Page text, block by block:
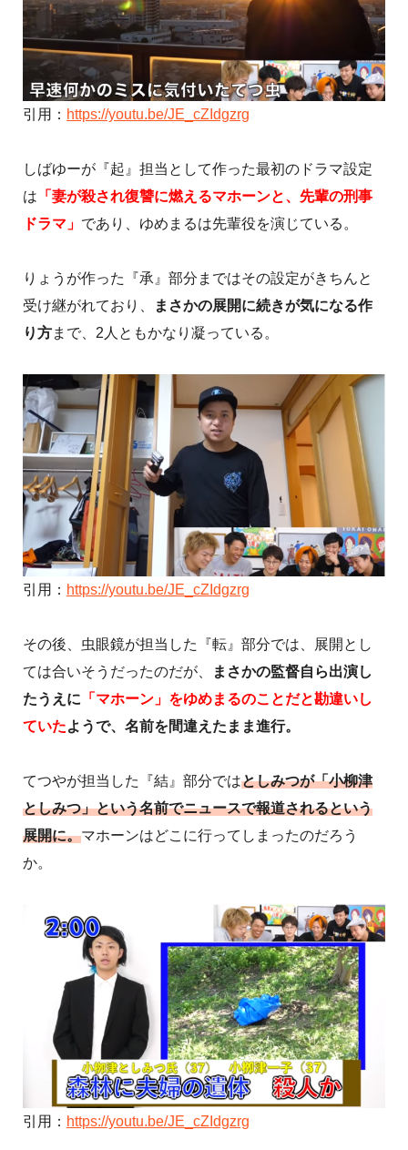
引用： https://youtu.be/JE_cZIdgzrg
しばゆーが『起』担当として作った最初のドラマ設定
は 「妻が殺され復讐に燃えるマホーンと、先輩の刑事
ドラマ」 であり、ゆめまるは先輩役を演じている。
りょうが作った『承』部分まではその設定がきちんと
受け継がれており、
まさかの展開に続きが気になる作
り方まで、2人ともかなり凝っている。
引用： https://youtu.be/JE_cZIdgzrg
その後、虫眼鏡が担当した『転』部分では、展開とし
ては合いそうだったのだが、
まさかの監督自ら出演し
たうえに 「マホーン」をゆめまるのことだと勘違いし
ていたようで、名前を間違えたまま進行。
てつやが担当した『結』部分ではとしみつが「小柳津
としみつ」という名前でニュースで報道されるという
展開に。マホーンはどこに行ってしまったのだろう
か。
引用： https://youtu.be/JE_cZIdgzrg